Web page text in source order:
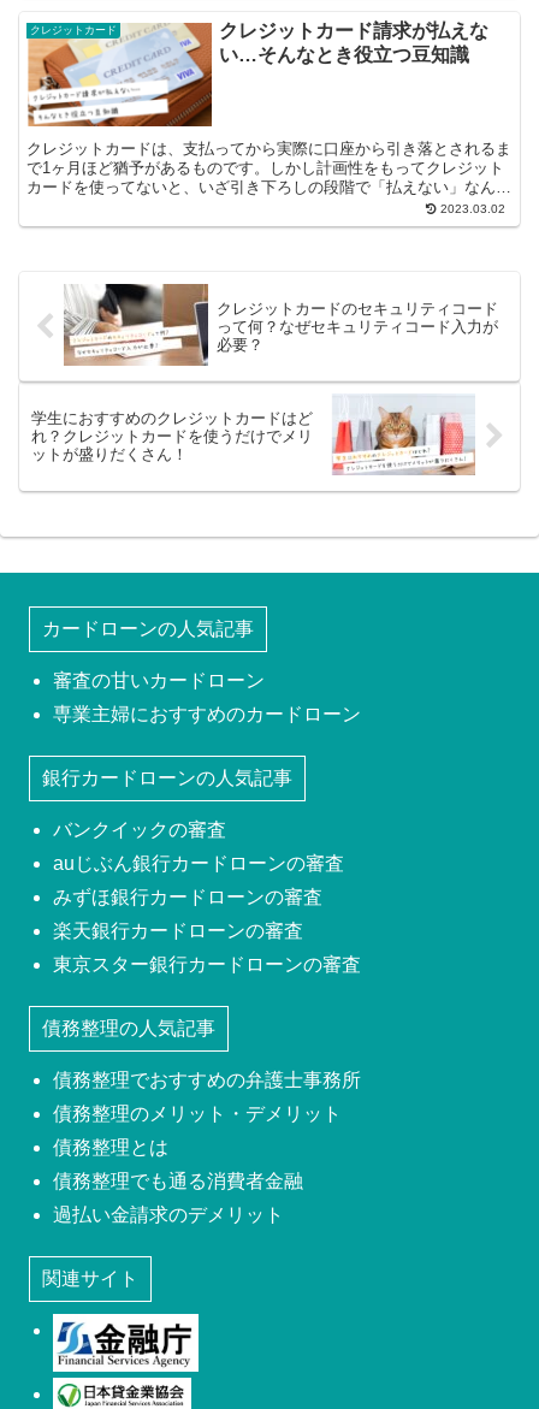
クレジットカード
クレジットカード請求が払えな
い…そんなとき役立つ豆知識
クレジットカードは、支払ってから実際に口座から引き落とされるま
で1ヶ月ほど猶予があるものです。しかし計画性をもってクレジット
カードを使ってないと、いざ引き下ろしの段階で「払えない」なんて
2023.03.02
クレジットカードのセキュリティコード
って何？なぜセキュリティコード入力が
必要？
学生におすすめのクレジットカードはど
れ？クレジットカードを使うだけでメリ
ットが盛りだくさん！
カードローンの人気記事
審査の甘いカードローン
専業主婦におすすめのカードローン
銀行カードローンの人気記事
バンクイックの審査
auじぶん銀行カードローンの審査
みずほ銀行カードローンの審査
楽天銀行カードローンの審査
東京スター銀行カードローンの審査
債務整理の人気記事
債務整理でおすすめの弁護士事務所
債務整理のメリット・デメリット
債務整理とは
債務整理でも通る消費者金融
過払い金請求のデメリット
関連サイト